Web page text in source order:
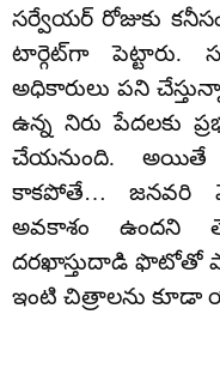
సర్వేయర్ రోజుకు
టార్గెట్‌గా పెట్టారు.
అధికారులు పని
ఉన్న నిరు పేదలకు
చేయనుంది. అయితే
కాకపోతే… జనవరి
అవకాశం ఉందని
దరఖాస్తుదాడి ఫొటోతో
ఇంటి చిత్రాలను కూడా